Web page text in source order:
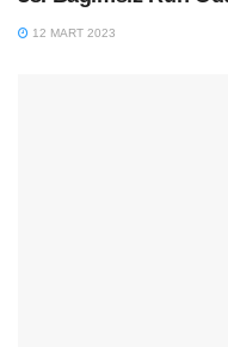
12 MART 2023